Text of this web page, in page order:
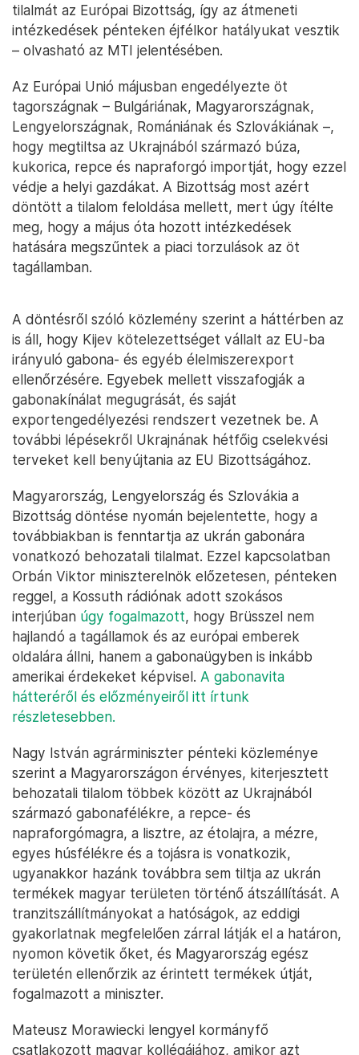
tilalmát az Európai Bizottság, így az átmeneti
intézkedések pénteken éjfélkor hatályukat vesztik
– olvasható az MTI jelentésében.
Az Európai Unió májusban engedélyezte öt
tagországnak – Bulgáriának, Magyarországnak,
Lengyelországnak, Romániának és Szlovákiának –,
hogy megtiltsa az Ukrajnából származó búza,
kukorica, repce és napraforgó importját, hogy ezzel
védje a helyi gazdákat. A Bizottság most azért
döntött a tilalom feloldása mellett, mert úgy ítélte
meg, hogy a május óta hozott intézkedések
hatására megszűntek a piaci torzulások az öt
tagállamban.
A döntésről szóló közlemény szerint a háttérben az
is áll, hogy Kijev kötelezettséget vállalt az EU-ba
irányuló gabona- és egyéb élelmiszerexport
ellenőrzésére. Egyebek mellett visszafogják a
gabonakínálat megugrását, és saját
exportengedélyezési rendszert vezetnek be. A
további lépésekről Ukrajnának hétfőig cselekvési
terveket kell benyújtania az EU Bizottságához.
Magyarország, Lengyelország és Szlovákia a
Bizottság döntése nyomán bejelentette, hogy a
továbbiakban is fenntartja az ukrán gabonára
vonatkozó behozatali tilalmat. Ezzel kapcsolatban
Orbán Viktor miniszterelnök előzetesen, pénteken
reggel, a Kossuth rádiónak adott szokásos
interjúban úgy fogalmazott, hogy Brüsszel nem
hajlandó a tagállamok és az európai emberek
oldalára állni, hanem a gabonaügyben is inkább
amerikai érdekeket képvisel. A gabonavita
hátteréről és előzményeiről itt írtunk
részletesebben.
Nagy István agrárminiszter pénteki közleménye
szerint a Magyarországon érvényes, kiterjesztett
behozatali tilalom többek között az Ukrajnából
származó gabonafélékre, a repce- és
napraforgómagra, a lisztre, az étolajra, a mézre,
egyes húsfélékre és a tojásra is vonatkozik,
ugyanakkor hazánk továbbra sem tiltja az ukrán
termékek magyar területen történő átszállítását. A
tranzitszállítmányokat a hatóságok, az eddigi
gyakorlatnak megfelelően zárral látják el a határon,
nyomon követik őket, és Magyarország egész
területén ellenőrzik az érintett termékek útját,
fogalmazott a miniszter.
Mateusz Morawiecki lengyel kormányfő
csatlakozott magyar kollégájához, amikor azt